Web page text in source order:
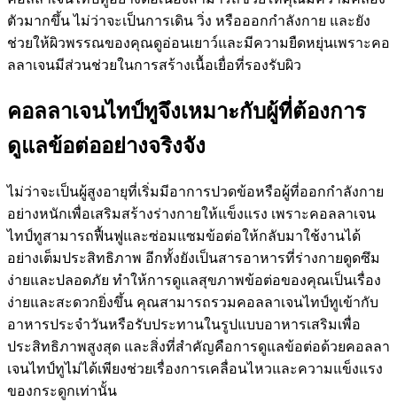
ตัวมากขึ้น ไม่ว่าจะเป็นการเดิน วิ่ง หรือออกกำลังกาย และยัง
ช่วยให้ผิวพรรณของคุณดูอ่อนเยาว์และมีความยืดหยุ่นเพราะคอ
ลลาเจนมีส่วนช่วยในการสร้างเนื้อเยื่อที่รองรับผิว
คอลลาเจนไทป์ทูจึงเหมาะกับผู้ที่ต้องการ
ดูแลข้อต่ออย่างจริงจัง
ไม่ว่าจะเป็นผู้สูงอายุที่เริ่มมีอาการปวดข้อหรือผู้ที่ออกกำลังกาย
อย่างหนักเพื่อเสริมสร้างร่างกายให้แข็งแรง เพราะคอลลาเจน
ไทป์ทูสามารถฟื้นฟูและซ่อมแซมข้อต่อให้กลับมาใช้งานได้
อย่างเต็มประสิทธิภาพ อีกทั้งยังเป็นสารอาหารที่ร่างกายดูดซึม
ง่ายและปลอดภัย ทำให้การดูแลสุขภาพข้อต่อของคุณเป็นเรื่อง
ง่ายและสะดวกยิ่งขึ้น คุณสามารถรวมคอลลาเจนไทป์ทูเข้ากับ
อาหารประจำวันหรือรับประทานในรูปแบบอาหารเสริมเพื่อ
ประสิทธิภาพสูงสุด และสิ่งที่สำคัญคือการดูแลข้อต่อด้วยคอลลา
เจนไทป์ทูไม่ได้เพียงช่วยเรื่องการเคลื่อนไหวและความแข็งแรง
ของกระดูกเท่านั้น